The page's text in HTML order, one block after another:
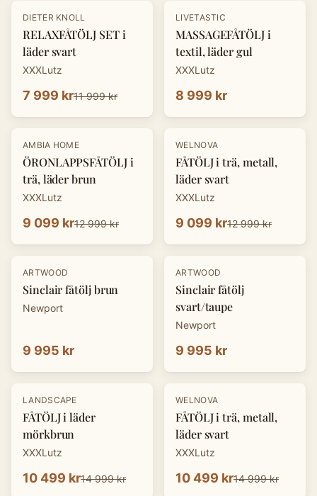
-33%
DIETER KNOLL
RELAXFÅTÖLJ SET i
läder svart
XXXLutz
7 999 kr11 999 kr
LIVETASTIC
MASSAGEFÅTÖLJ i
textil, läder gul
XXXLutz
8 999 kr
-30%
AMBIA HOME
ÖRONLAPPSFÅTÖLJ i
trä, läder brun
XXXLutz
9 099 kr12 999 kr
-30 %
WELNOVA
FÅTÖLJ i trä, metall,
läder svart
XXXLutz
9 099 kr12 999 kr
ARTWOOD
Sinclair fåtölj brun
Newport
9 995 kr
ARTWOOD
Sinclair fåtölj
svart/taupe
Newport
9 995 kr
- 30%
LANDSCAPE
FÅTÖLJ i läder
mörkbrun
XXXLutz
10 499 kr14 999 kr
-30 %
WELNOVA
FÅTÖLJ i trä, metall,
läder svart
XXXLutz
10 499 kr14 999 kr